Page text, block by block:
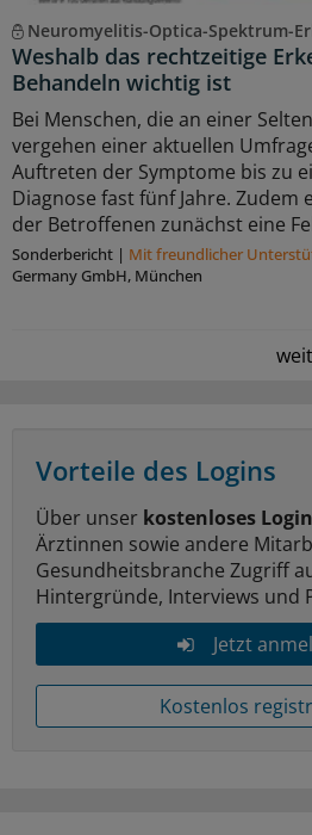
Neuromyelitis-Optica-Spektrum-
Weshalb das rechtzeitige
Behandeln wichtig ist
Bei Menschen, die an einer
vergehen einer aktuellen
Auftreten der Symptome bis zu
Diagnose fast fünf Jahre.
der Betroffenen zunächst eine
Sonderbericht | Mit freundlicher
Germany GmbH, München
Vorteile des Logins
Über unser kostenloses Login
Ärztinnen sowie andere
Gesundheitsbranche Zugriff
Hintergründe, Interviews und
Jetzt
Kostenlos